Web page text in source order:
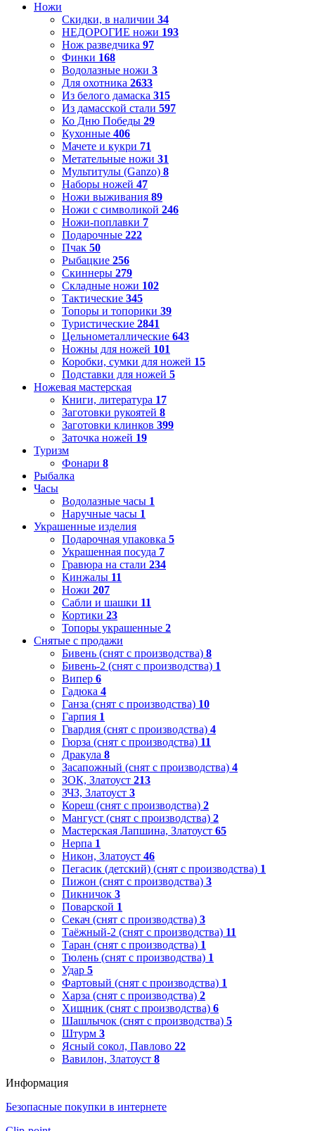
Ножи
Скидки, в наличии 34
НЕДОРОГИЕ ножи 193
Нож разведчика 97
Финки 168
Водолазные ножи 3
Для охотника 2633
Из белого дамаска 315
Из дамасской стали 597
Ко Дню Победы 29
Кухонные 406
Мачете и кукри 71
Метательные ножи 31
Мультитулы (Ganzo) 8
Наборы ножей 47
Ножи выживания 89
Ножи с символикой 246
Ножи-поплавки 7
Подарочные 222
Пчак 50
Рыбацкие 256
Скиннеры 279
Складные ножи 102
Тактические 345
Топоры и топорики 39
Туристические 2841
Цельнометаллические 643
Ножны для ножей 101
Коробки, сумки для ножей 15
Подставки для ножей 5
Ножевая мастерская
Книги, литература 17
Заготовки рукоятей 8
Заготовки клинков 399
Заточка ножей 19
Туризм
Фонари 8
Рыбалка
Часы
Водолазные часы 1
Наручные часы 1
Украшенные изделия
Подарочная упаковка 5
Украшенная посуда 7
Гравюра на стали 234
Кинжалы 11
Ножи 207
Сабли и шашки 11
Кортики 23
Топоры украшенные 2
Снятые с продажи
Бивень (снят с производства) 8
Бивень-2 (снят с производства) 1
Випер 6
Гадюка 4
Ганза (снят с производства) 10
Гарпия 1
Гвардия (снят с производства) 4
Гюрза (снят с производства) 11
Дракула 8
Засапожный (снят с производства) 4
ЗОК, Златоуст 213
ЗЧЗ, Златоуст 3
Кореш (снят с производства) 2
Мангуст (снят с производства) 2
Мастерская Лапшина, Златоуст 65
Нерпа 1
Никон, Златоуст 46
Пегасик (детский) (снят с производства) 1
Пижон (снят с производства) 3
Пикничок 3
Поварской 1
Секач (снят с производства) 3
Таёжный-2 (снят с производства) 11
Таран (снят с производства) 1
Тюлень (снят с производства) 1
Удар 5
Фартовый (снят с производства) 1
Харза (снят с производства) 2
Хищник (снят с производства) 6
Шашлычок (снят с производства) 5
Штурм 3
Ясный сокол, Павлово 22
Вавилон, Златоуст 8
Информация
Безопасные покупки в интернете